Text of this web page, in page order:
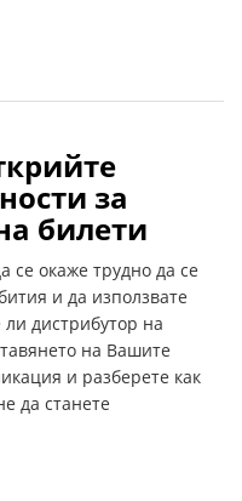
за
билети
се окаже трудно да се
и да използвате
дистрибутор на
на Вашите
и разберете как
да станете